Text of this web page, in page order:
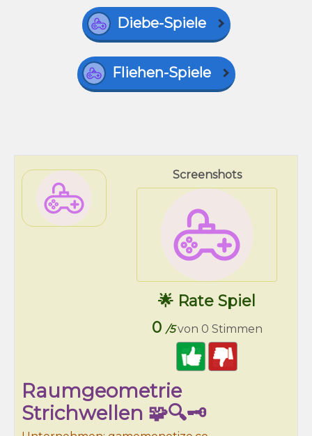
Diebe-Spiele
Fliehen-Spiele
Screenshots
🌟 Rate Spiel
0 /5von 0 Stimmen
Raumgeometrie
Strichwellen 🧩🔍🗝